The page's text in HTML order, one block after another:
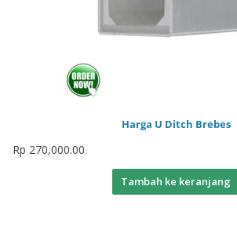
Harga U Ditch Brebes
Rp 270,000.00
Tambah ke keranjang